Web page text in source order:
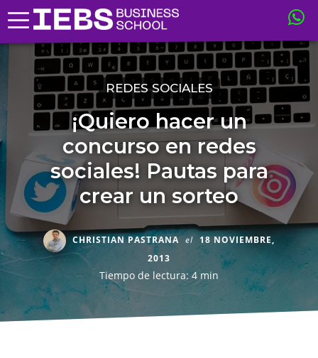
REDES SOCIALES
¡Quiero hacer un
concurso en redes
sociales! Pautas para
crear un sorteo
CHRISTIAN PASTRANA el 18 NOVIEMBRE,
2013
Tiempo de lectura: 4 min